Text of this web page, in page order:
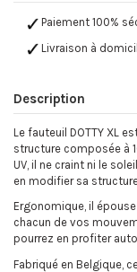
Paiement 100%
Livraison à
Description
Le fauteuil DOTTY XL
structure composée à
UV, il ne craint ni le
en modifier sa
Ergonomique, il
chacun de vos
pourrez en profiter
Fabriqué en Belgique,